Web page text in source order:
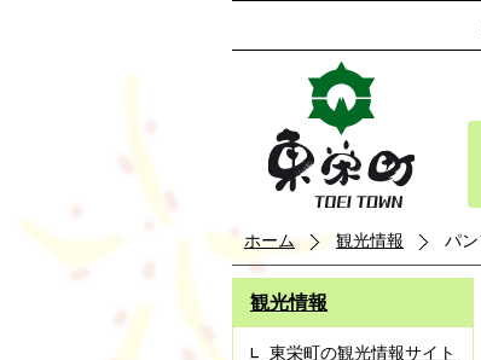
ホーム 観光情報 パン
観光情報
東栄町の観光情報サイト